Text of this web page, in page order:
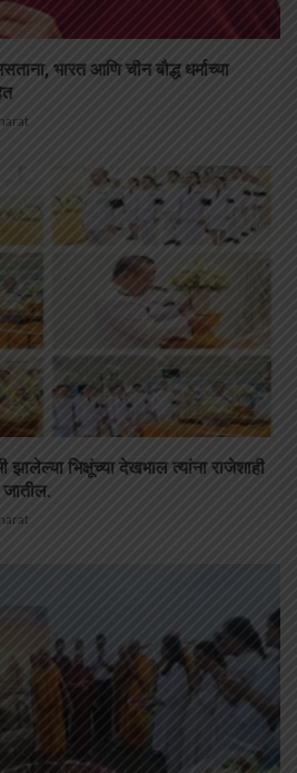
भारत आणि चीन बौद्ध धर्माच्या
भिक्षूंच्या देखभाल त्यांना राजेशाही